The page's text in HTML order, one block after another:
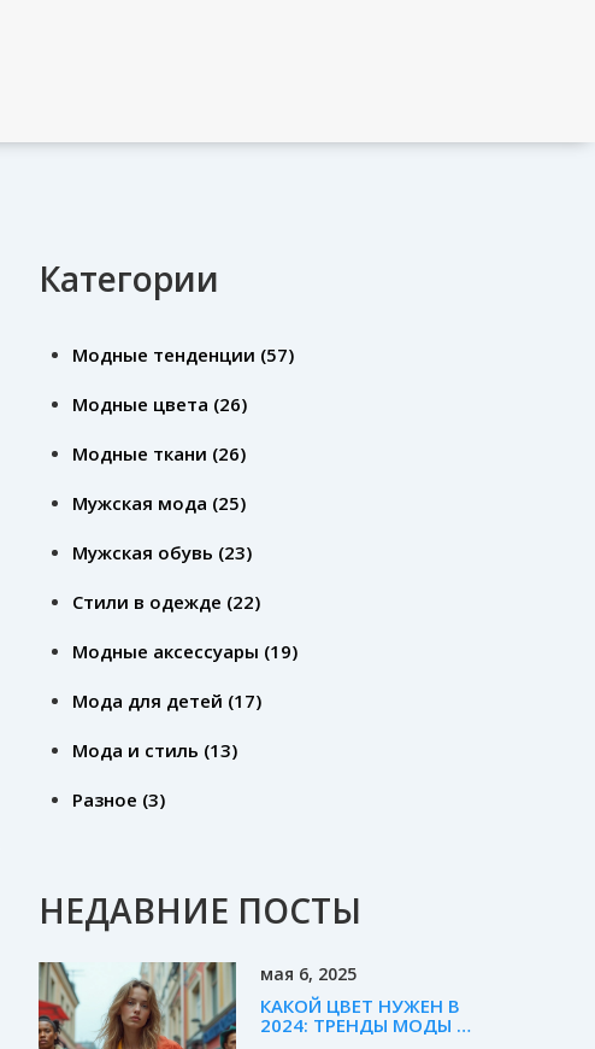
Категории
Модные тенденции (57)
Модные цвета (26)
Модные ткани (26)
Мужская мода (25)
Мужская обувь (23)
Стили в одежде (22)
Модные аксессуары (19)
Мода для детей (17)
Мода и стиль (13)
Разное (3)
НЕДАВНИЕ ПОСТЫ
мая 6, 2025
КАКОЙ ЦВЕТ НУЖЕН В
2024: ТРЕНДЫ МОДЫ И